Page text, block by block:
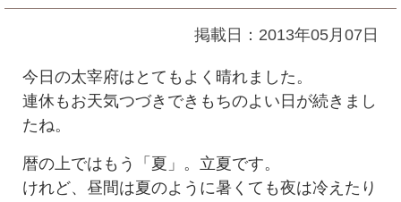
掲載日：2013年05月07日
今日の太宰府はとてもよく晴れました。
連休もお天気つづきできもちのよい日が続きまし
たね。
暦の上ではもう「夏」。立夏です。
けれど、昼間は夏のように暑くても夜は冷えたり